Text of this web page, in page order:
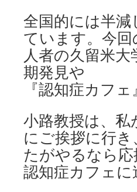
全国的には半
ています。今
人者の久留米
期発
『認知症カフ
小路教授は、
にご挨拶に行
たがやるなら
認知症カフェ